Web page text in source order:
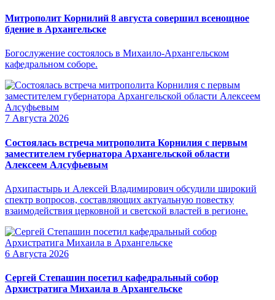
Митрополит Корнилий 8 августа совершил всенощное
бдение в Архангельске
Богослужение состоялось в Михаило-Архангельском
кафедральном соборе.
7 Августа 2026
Состоялась встреча митрополита Корнилия с первым
заместителем губернатора Архангельской области
Алексеем Алсуфьевым
Архипастырь и Алексей Владимирович обсудили широкий
спектр вопросов, составляющих актуальную повестку
взаимодействия церковной и светской властей в регионе.
6 Августа 2026
Сергей Степашин посетил кафедральный собор
Архистратига Михаила в Архангельске